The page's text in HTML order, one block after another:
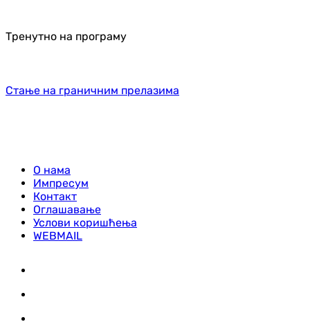
Тренутно на програму
Стање на граничним прелазима
О нама
Импресум
Контакт
Оглашавање
Услови коришћења
WEBMAIL